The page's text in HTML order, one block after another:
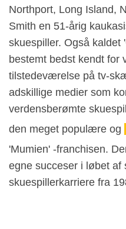
Northport, Long Island,
Smith en 51-årig
skuespiller. Også kaldet
bestemt bedst kendt for
tilstedeværelse på tv-
adskillige medier som
verdensberømte
den meget populære og
'Mumien' -franchisen.
egne succeser i løbet af
skuespillerkarriere fra